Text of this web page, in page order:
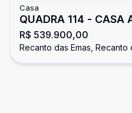
Casa
QUADRA 114 - CASA
QUARTOS 1 SUÍTE 4
ACEITA
R$ 539.900,00
Recanto das Emas, Recanto